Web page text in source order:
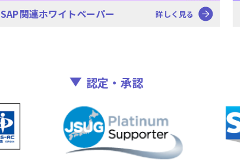
SAP関連ホワイトペーパー 詳しく見る
認定・承認